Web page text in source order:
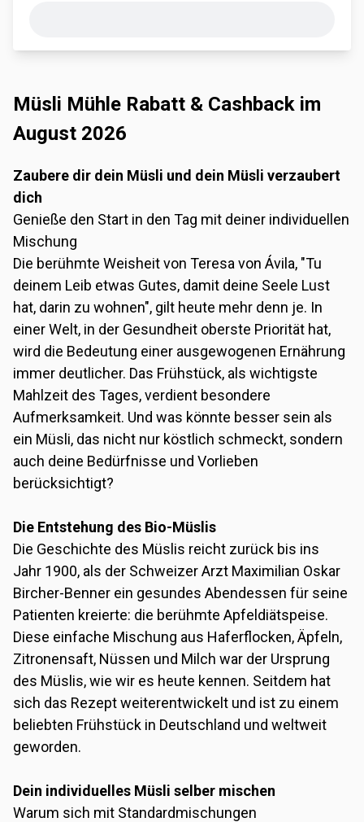
Müsli Mühle Rabatt & Cashback im
August 2026
Zaubere dir dein Müsli und dein Müsli verzaubert
dich
Genieße den Start in den Tag mit deiner individuellen
Mischung
Die berühmte Weisheit von Teresa von Ávila, "Tu
deinem Leib etwas Gutes, damit deine Seele Lust
hat, darin zu wohnen", gilt heute mehr denn je. In
einer Welt, in der Gesundheit oberste Priorität hat,
wird die Bedeutung einer ausgewogenen Ernährung
immer deutlicher. Das Frühstück, als wichtigste
Mahlzeit des Tages, verdient besondere
Aufmerksamkeit. Und was könnte besser sein als
ein Müsli, das nicht nur köstlich schmeckt, sondern
auch deine Bedürfnisse und Vorlieben
berücksichtigt?
Die Entstehung des Bio-Müslis
Die Geschichte des Müslis reicht zurück bis ins
Jahr 1900, als der Schweizer Arzt Maximilian Oskar
Bircher-Benner ein gesundes Abendessen für seine
Patienten kreierte: die berühmte Apfeldiätspeise.
Diese einfache Mischung aus Haferflocken, Äpfeln,
Zitronensaft, Nüssen und Milch war der Ursprung
des Müslis, wie wir es heute kennen. Seitdem hat
sich das Rezept weiterentwickelt und ist zu einem
beliebten Frühstück in Deutschland und weltweit
geworden.
Dein individuelles Müsli selber mischen
Warum sich mit Standardmischungen